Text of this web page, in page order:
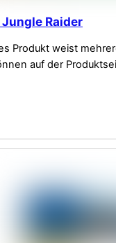
Jungle Raider
Produkt weist
auf der